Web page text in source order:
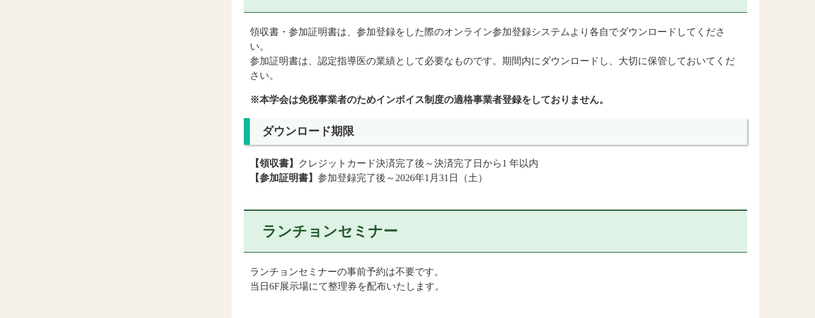
領収書・参加証明書は、参加登録をした際のオンライン参加登録システムより各自でダウンロードしてくださ
い。
参加証明書は、認定指導医の業績として必要なものです。期間内にダウンロードし、大切に保管しておいてくだ
さい。
※本学会は免税事業者のためインボイス制度の適格事業者登録をしておりません。
ダウンロード期限
【領収書】
クレジットカード決済完了後～決済完了日から1 年以内
【参加証明書】 参加登録完了後～2026年1月31日（土）
ランチョンセミナー
ランチョンセミナーの事前予約は不要です。
当日6F展示場にて整理券を配布いたします。